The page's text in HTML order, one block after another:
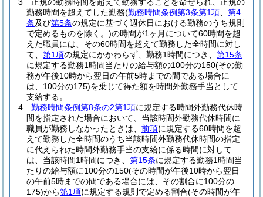
勤務時間を超えてした勤務(勤務時間条例第3条第1項
第4
条及び第5条の規定に基づく週休日における勤務のうち規則
で定めるものを除く。)の時間が1ヶ月について60時間を超
えた職員には、その60時間を超えて勤務した全時間に対し
て、 第1項の規定にかかわらず、勤務1時間につき、 第15条
に規定する勤務1時間当たりの給与額の100分の150(その勤
務が午後10時から翌日の午前5時までの間である場合に
は、100分の175)を乗じて得た額を時間外勤務手当として
支給する。
4
勤務時間条例第8条の2第1項に規定する時間外勤務代休時
間を指定された場合において、当該時間外勤務代休時間に
職員が勤務しなかったときは、 前項に規定する60時間を超
えて勤務した全時間のうち当該時間外勤務代休時間の指定
に代えられた時間外勤務手当の支給に係る時間に対して
は、当該時間1時間につき、 第15条に規定する勤務1時間当
たりの給与額に100分の150(その時間が午後10時から翌日
の午前5時までの間である場合には、その割合に100分の
175)から第1項に規定する規則で定める割合(その時間が午